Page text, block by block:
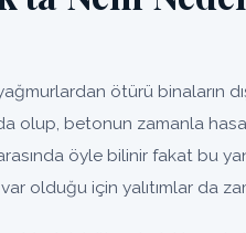
ötürü binaların
olup, betonun zamanla
öyle bilinir fakat bu
olduğu için yalıtımlar da